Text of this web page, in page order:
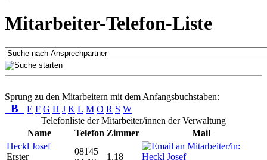
Mitarbeiter-Telefon-Liste
Sprung zu den Mitarbeitern mit dem Anfangsbuchstaben:
B E F G H J K L M O R S W
Telefonliste der Mitarbeiter/innen der Verwaltung
Name
Telefon Zimmer
Mail
Heckl Josef
Erster
08145
1.18